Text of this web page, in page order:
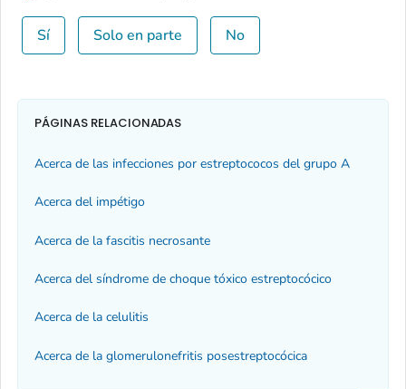
Sí Solo en parte No
PÁGINAS RELACIONADAS
Acerca de las infecciones por estreptococos del grupo A
Acerca del impétigo
Acerca de la fascitis necrosante
Acerca del síndrome de choque tóxico estreptocócico
Acerca de la celulitis
Acerca de la glomerulonefritis posestreptocócica